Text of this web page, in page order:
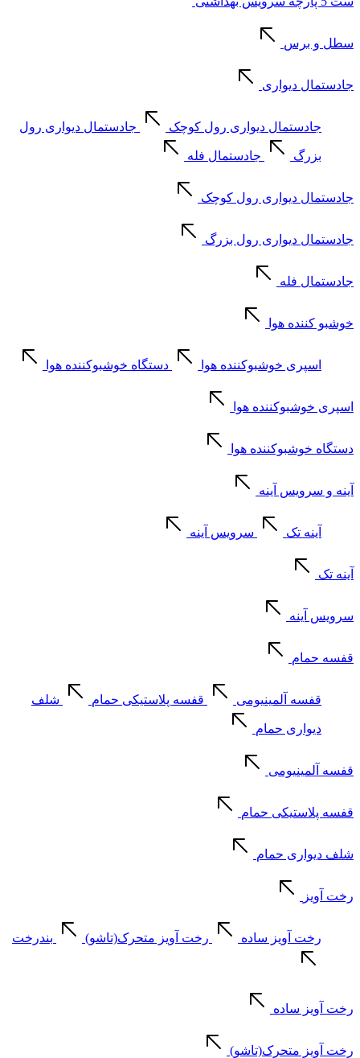
سطل و برس
جادستمال دیواری
جادستمال دیواری رول کوچک جادستمال دیواری رول
بزرگ جادستمال فله
جادستمال دیواری رول کوچک
جادستمال دیواری رول بزرگ
جادستمال فله
خوشبو کننده هوا
اسپری خوشبوکننده هوا دستگاه خوشبوکننده هوا
اسپری خوشبوکننده هوا
دستگاه خوشبوکننده هوا
آینه و سرویس آینه
آینه تک سرویس آینه
آینه تک
سرویس آینه
قفسه حمام
قفسه آلمینیومی قفسه پلاستیکی حمام شلف
دیواری حمام
قفسه آلمینیومی
قفسه پلاستیکی حمام
شلف دیواری حمام
رخت آویز
رخت آویز ساده رخت آویز متحرک(تاشو) بندرخت
رخت آویز ساده
رخت آویز متحرک(تاشو)